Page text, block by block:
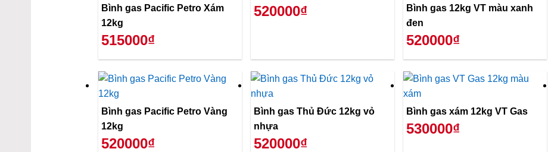
Bình gas Pacific Petro Xám
12kg
515000₫
520000₫
Bình gas 12kg VT màu xanh
đen
520000₫
Bình gas Pacific Petro Vàng
12kg
520000₫
Bình gas Thủ Đức 12kg vỏ
nhựa
520000₫
Bình gas xám 12kg VT Gas
530000₫